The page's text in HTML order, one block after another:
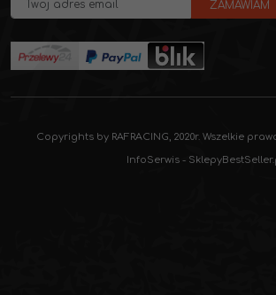
Copyrights by RAFRACING, 2020r. Wszelkie
InfoSerwis -